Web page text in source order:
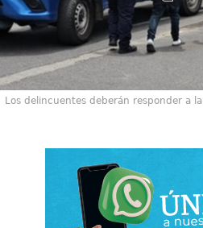
Los delincuentes deberán responder a